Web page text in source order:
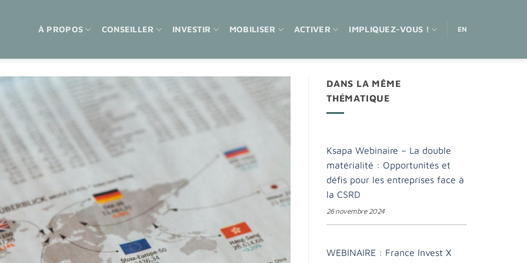
À PROPOS CONSEILLER INVESTIR MOBILISER ACTIVER IMPLIQUEZ-VOUS ! EN
DANS LA MÊME
THÉMATIQUE
Ksapa Webinaire – La double
matérialité : Opportunités et
défis pour les entreprises face à
la CSRD
26 novembre 2024
WEBINAIRE : France Invest X